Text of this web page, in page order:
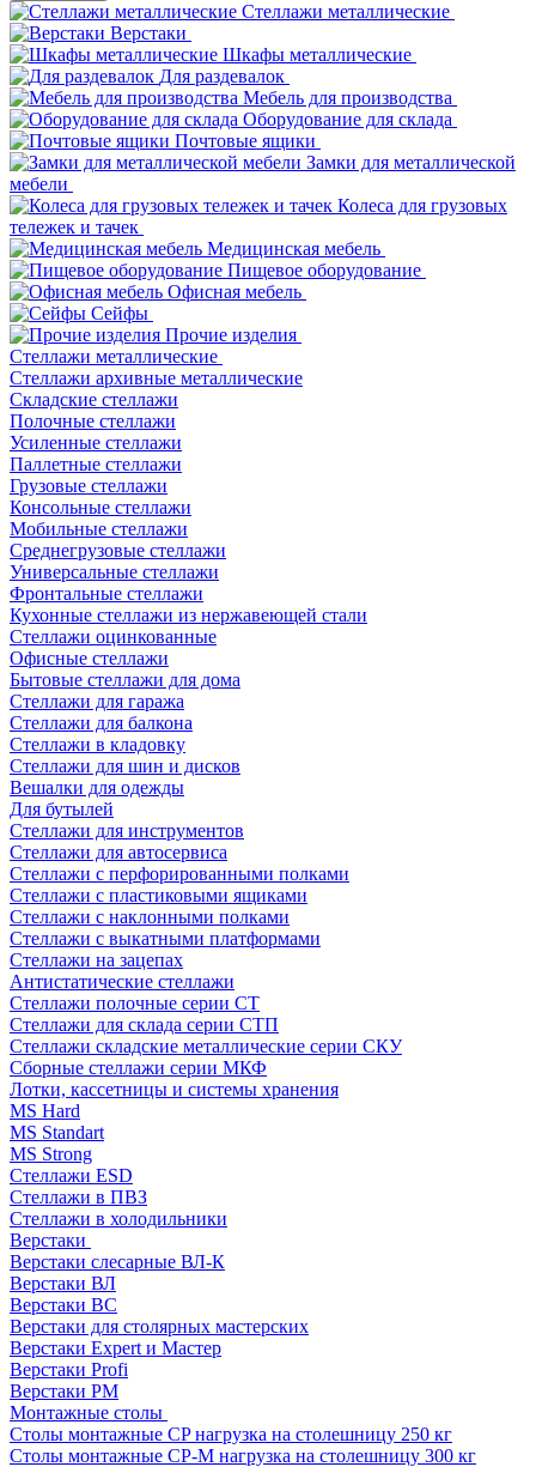
Стеллажи металлические
Верстаки
Шкафы металлические
Для раздевалок
Мебель для производства
Оборудование для склада
Почтовые ящики
Замки для металлической
мебели
Колеса для грузовых
тележек и тачек
Медицинская мебель
Пищевое оборудование
Офисная мебель
Сейфы
Прочие изделия
Стеллажи металлические
Cтеллажи архивные металлические
Складские стеллажи
Полочные стеллажи
Усиленные стеллажи
Паллетные стеллажи
Грузовые стеллажи
Консольные стеллажи
Мобильные стеллажи
Среднегрузовые стеллажи
Универсальные стеллажи
Фронтальные стеллажи
Кухонные стеллажи из нержавеющей стали
Стеллажи оцинкованные
Офисные стеллажи
Бытовые стеллажи для дома
Стеллажи для гаража
Стеллажи для балкона
Стеллажи в кладовку
Стеллажи для шин и дисков
Вешалки для одежды
Для бутылей
Стеллажи для инструментов
Стеллажи для автосервиса
Стеллажи с перфорированными полками
Стеллажи с пластиковыми ящиками
Стеллажи с наклонными полками
Стеллажи с выкатными платформами
Стеллажи на зацепах
Антистатические стеллажи
Стеллажи полочные серии СТ
Стеллажи для склада серии СТП
Стеллажи складские металлические серии СКУ
Сборные стеллажи серии МКФ
Лотки, кассетницы и системы хранения
MS Hard
MS Standart
MS Strong
Стеллажи ESD
Стеллажи в ПВЗ
Стеллажи в холодильники
Верстаки
Верстаки слесарные ВЛ-К
Верстаки ВЛ
Верстаки ВС
Верстаки для столярных мастерских
Верстаки Expert и Мастер
Верстаки Profi
Верстаки РМ
Монтажные столы
Столы монтажные СP нагрузка на столешницу 250 кг
Столы монтажные СР-М нагрузка на столешницу 300 кг